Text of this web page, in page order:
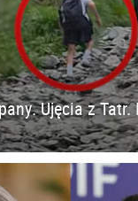
Ujęcia z